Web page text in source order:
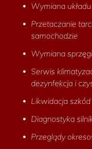
Wymiana
Przetaczanie
samochodzie
Wymiana
Serwis
dezynfekcja i
Likwidacja
Diagnostyka
Przeglądy